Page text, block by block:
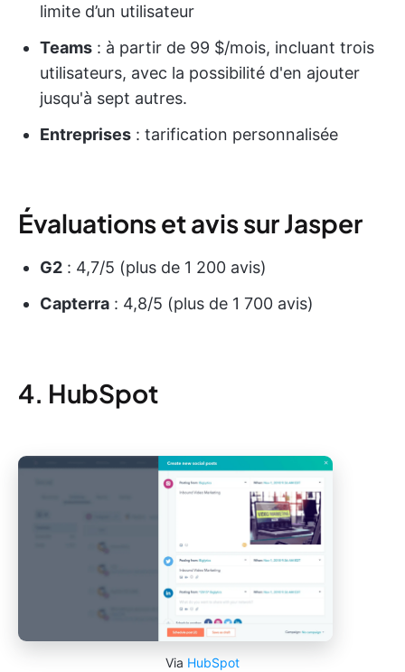
limite d’un utilisateur
Teams : à partir de 99 $/mois, incluant trois
utilisateurs, avec la possibilité d'en ajouter
jusqu'à sept autres.
Entreprises : tarification personnalisée
Évaluations et avis sur Jasper
G2 : 4,7/5 (plus de 1 200 avis)
Capterra : 4,8/5 (plus de 1 700 avis)
4. HubSpot
Via HubSpot